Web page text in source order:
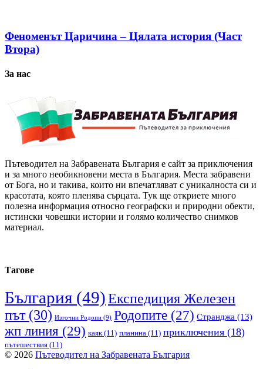
Феноменът Царичина – Цялата история (Част
Втора)
За нас
Пътеводител на Забравената България е сайт за приключения
и за много необикновени места в България. Места забравени
от Бога, но и такива, които ни впечатляват с уникалноста си и
красотата, която пленява сърцата. Тук ще откриете много
полезна информация относно географски и природни обекти,
истински човешки истории и голямо количество снимков
материал.
Тагове
България (49)Експедиция Железен
път(30) Източни Родопи (9) Родопите (27) Странджа (13)
жп линия (29) каяк(11) планина (11) приключения (18)
пътешествия (11)
© 2026 Пътеводител на Забравената България